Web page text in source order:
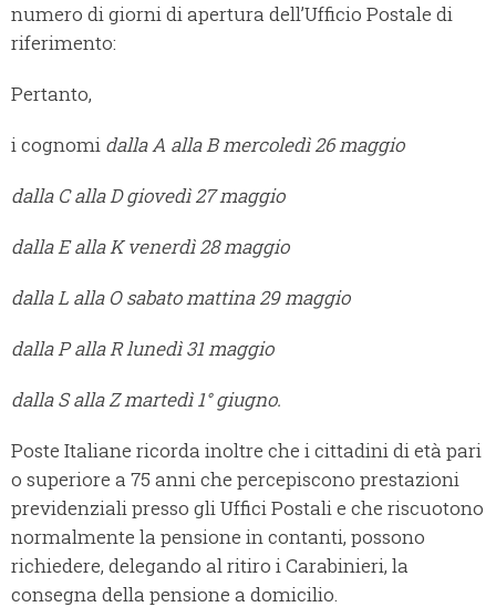
numero di giorni di apertura dell’Ufficio Postale di
riferimento:
Pertanto,
i cognomi dalla A alla B mercoledì 26 maggio
dalla C alla D giovedì 27 maggio
dalla E alla K venerdì 28 maggio
dalla L alla O sabato mattina 29 maggio
dalla P alla R lunedì 31 maggio
dalla S alla Z martedì 1° giugno.
Poste Italiane ricorda inoltre che i cittadini di età pari
o superiore a 75 anni che percepiscono prestazioni
previdenziali presso gli Uffici Postali e che riscuotono
normalmente la pensione in contanti, possono
richiedere, delegando al ritiro i Carabinieri, la
consegna della pensione a domicilio.